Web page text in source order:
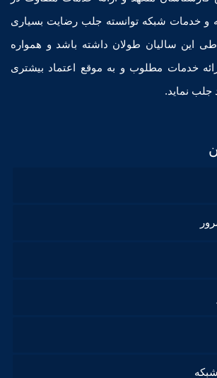
و خدمات شبکه توانسته جلب رضایت بسیاری
این سالیان طولان داشته باشد و همواره
خدمات مطلوب و به موقع اعتماد بیشتری
نماید.
شبکه